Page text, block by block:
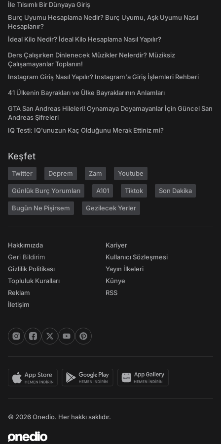
İle Tılsımlı Bir Dünyaya Giriş
Burç Uyumu Hesaplama Nedir? Burç Uyumu, Aşk Uyumu Nasıl
Hesaplanır?
İdeal Kilo Nedir? İdeal Kilo Hesaplama Nasıl Yapılır?
Ders Çalışırken Dinlenecek Müzikler Nelerdir? Müziksiz
Çalışamayanlar Toplanın!
Instagram Giriş Nasıl Yapılır? Instagram'a Giriş İşlemleri Rehberi
41 Ülkenin Bayrakları ve Ülke Bayraklarının Anlamları
GTA San Andreas Hileleri! Oynamaya Doyamayanlar İçin Güncel San
Andreas Şifreleri
IQ Testi: IQ'unuzun Kaç Olduğunu Merak Ettiniz mi?
Keşfet
Twitter Deprem Zam Youtube
Günlük Burç Yorumları A101 Tiktok Son Dakika
Bugün Ne Pişirsem Gezilecek Yerler
Hakkımızda
Geri Bildirim
Gizlilik Politikası
Topluluk Kuralları
Reklam
İletişim
Kariyer
Kullanıcı Sözleşmesi
Yayın İlkeleri
Künye
RSS
© 2026 Onedio. Her hakkı saklıdır.